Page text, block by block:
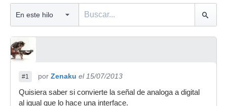
#1 por Zenaku el 15/07/2013
Quisiera saber si convierte la señal de analoga a digital
al igual que lo hace una interface.